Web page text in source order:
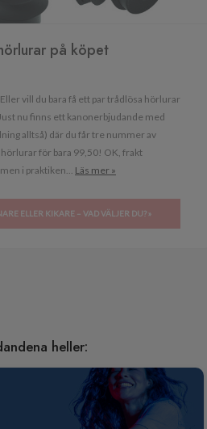
på köpet
vill du bara få ett par trådlösa hörlurar
nu finns ett kanonerbjudande med
alltså) där du får tre nummer av
för bara 99,50! OK, frakt
i praktiken... Läs mer »
ELLER KIKARE – VAD VÄLJER DU? »
heller: